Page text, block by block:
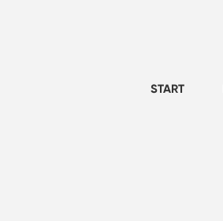
START